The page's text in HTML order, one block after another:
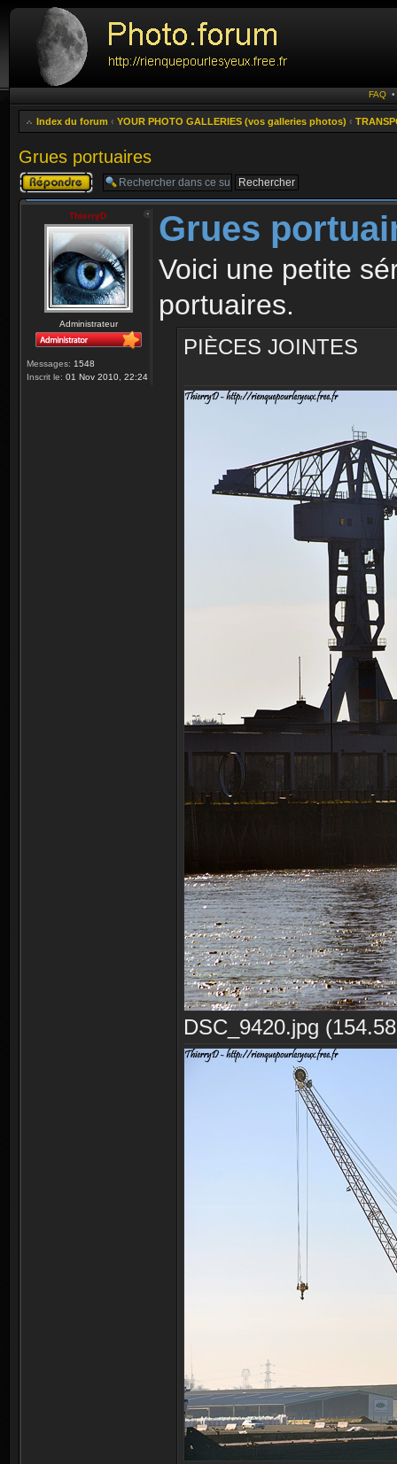
FAQ
Index du forum ‹ YOUR PHOTO GALLERIES (vos galleries photos) ‹
Grues portuaires
Publier une
réponse
ThierryD
Administrateur
Messages: 1548
Inscrit le: 01 Nov 2010, 22:24
Grues
Voici une petite
portuaires.
PIÈCES JOINTES
DSC_9420.jpg